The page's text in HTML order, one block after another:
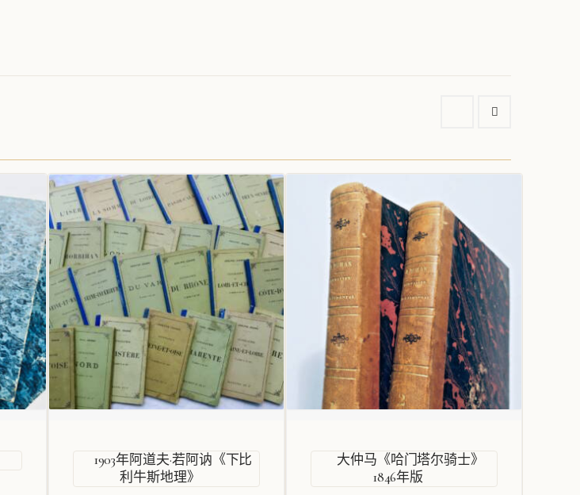
1903年阿道夫·若阿讷《下比
利牛斯地理》
大仲马《哈门塔尔骑士》
1846年版